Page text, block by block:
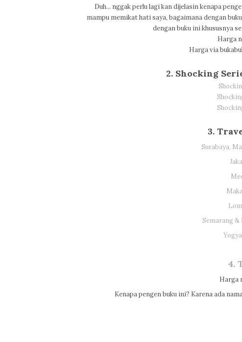
Duh... nggak perlu lagi kan dijelasin kenapa
mampu memikat hati saya, bagaimana dengan
dengan buku ini khususnya
Harga
Harga via
2. Shocking
3.
Surabaya,
Semarang &
4.
Harga
Kenapa pengen buku ini? Karena ada